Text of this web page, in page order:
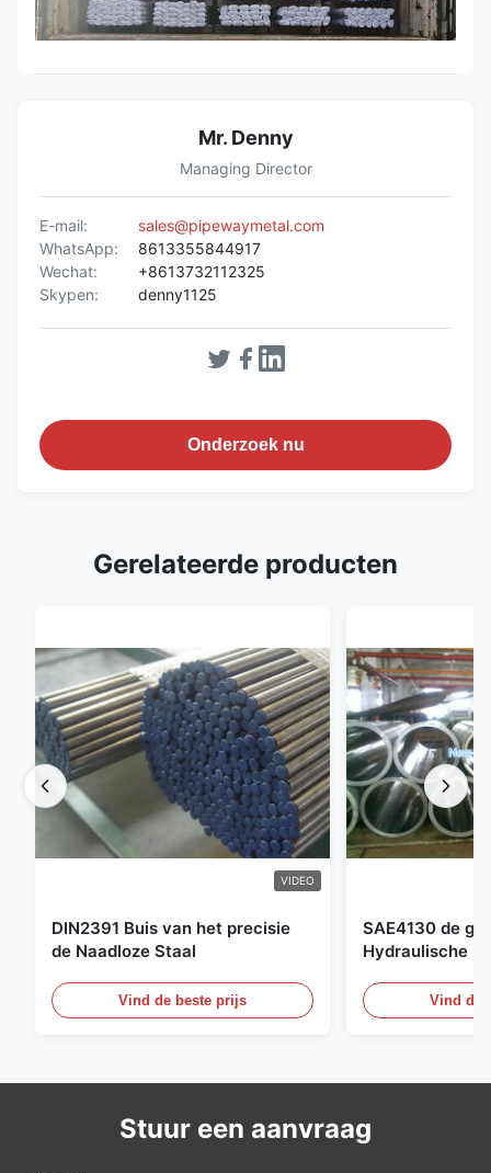
Mr. Denny
Managing Director
E-mail:
sales@pipewaymetal.com
WhatsApp:
8613355844917
Wechat:
+8613732112325
Skypen:
denny1125
Onderzoek nu
Gerelateerde producten
VIDEO
DIN2391 Buis van het precisie
de Naadloze Staal
Vind de beste prijs
SAE4130 de
Hydraulische
Vind de
Stuur een aanvraag